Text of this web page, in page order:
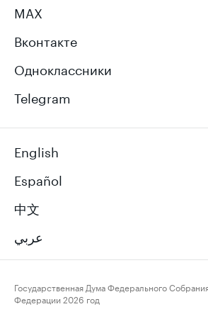
MAX
Вконтакте
Одноклассники
Telegram
English
Español
中文
عربي
Государственная Дума Федерального
Федерации2026 год